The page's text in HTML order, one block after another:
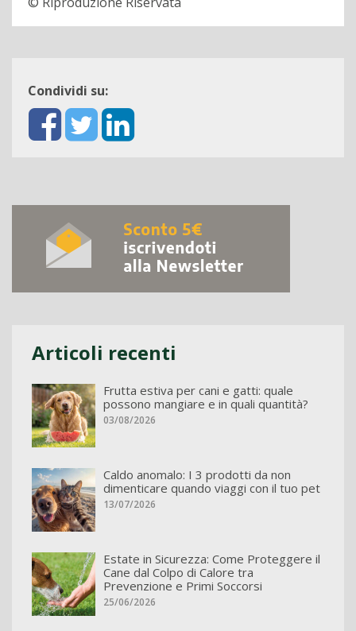
Condividi su:
Articoli recenti
Frutta estiva per cani e gatti: quale
possono mangiare e in quali quantità?
03/08/2026
Caldo anomalo: I 3 prodotti da non
dimenticare quando viaggi con il tuo pet
13/07/2026
Estate in Sicurezza: Come Proteggere il
Cane dal Colpo di Calore tra
Prevenzione e Primi Soccorsi
25/06/2026